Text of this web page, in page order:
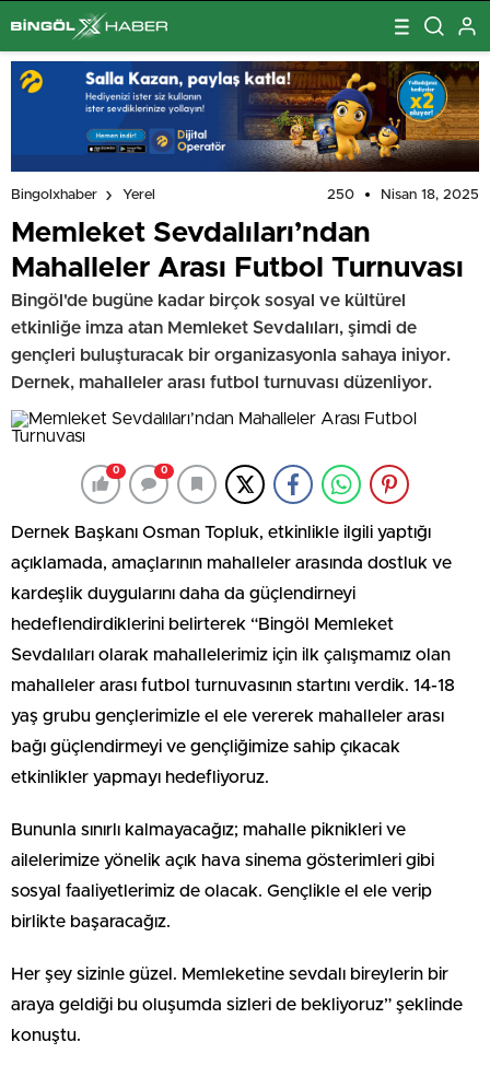
Bingolxhaber Yerel 250 Nisan 18, 2025
Memleket Sevdalıları’ndan
Mahalleler Arası Futbol Turnuvası
Bingöl'de bugüne kadar birçok sosyal ve kültürel
etkinliğe imza atan Memleket Sevdalıları, şimdi de
gençleri buluşturacak bir organizasyonla sahaya iniyor.
Dernek, mahalleler arası futbol turnuvası düzenliyor.
0 0
Dernek Başkanı Osman Topluk, etkinlikle ilgili yaptığı
açıklamada, amaçlarının mahalleler arasında dostluk ve
kardeşlik duygularını daha da güçlendirneyi
hedeflendirdiklerini belirterek “Bingöl Memleket
Sevdalıları olarak mahallelerimiz için ilk çalışmamız olan
mahalleler arası futbol turnuvasının startını verdik. 14-18
yaş grubu gençlerimizle el ele vererek mahalleler arası
bağı güçlendirmeyi ve gençliğimize sahip çıkacak
etkinlikler yapmayı hedefliyoruz.
Bununla sınırlı kalmayacağız; mahalle piknikleri ve
ailelerimize yönelik açık hava sinema gösterimleri gibi
sosyal faaliyetlerimiz de olacak. Gençlikle el ele verip
birlikte başaracağız.
Her şey sizinle güzel. Memleketine sevdalı bireylerin bir
araya geldiği bu oluşumda sizleri de bekliyoruz” şeklinde
konuştu.